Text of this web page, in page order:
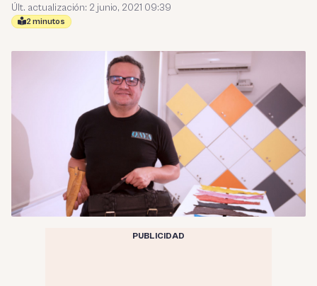
Últ. actualización: 2 junio, 2021 09:39
2 minutos
PUBLICIDAD